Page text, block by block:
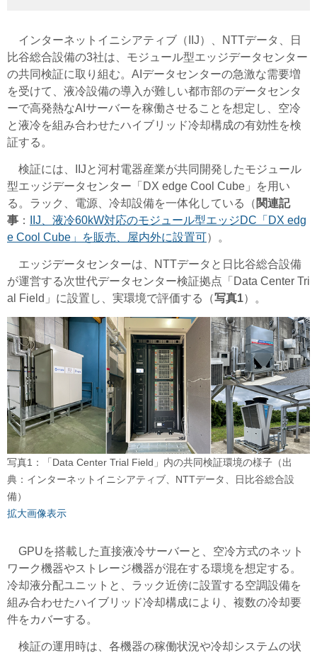
インターネットイニシアティブ（IIJ）、NTTデータ、日
比谷総合設備の3社は、モジュール型エッジデータセンター
の共同検証に取り組む。AIデータセンターの急激な需要増
を受けて、液冷設備の導入が難しい都市部のデータセンタ
ーで高発熱なAIサーバーを稼働させることを想定し、空冷
と液冷を組み合わせたハイブリッド冷却構成の有効性を検
証する。
検証には、IIJと河村電器産業が共同開発したモジュール
型エッジデータセンター「DX edge Cool Cube」を用い
る。ラック、電源、冷却設備を一体化している（ 関連記
事 ：
IIJ、液冷60kW対応のモジュール型エッジDC「DX edg
e Cool Cube」を販売、屋内外に設置可）。
エッジデータセンターは、NTTデータと日比谷総合設備
が運営する次世代データセンター検証拠点「Data Center Tri
al Field」に設置し、実環境で評価する（写真1）。
写真1：「Data Center Trial Field」内の共同検証環境の様子（出
典：インターネットイニシアティブ、NTTデータ、日比谷総合設
備）
拡大画像表示
GPUを搭載した直接液冷サーバーと、空冷方式のネット
ワーク機器やストレージ機器が混在する環境を想定する。
冷却液分配ユニットと、ラック近傍に設置する空調設備を
組み合わせたハイブリッド冷却構成により、複数の冷却要
件をカバーする。
検証の運用時は、各機器の稼働状況や冷却システムの状